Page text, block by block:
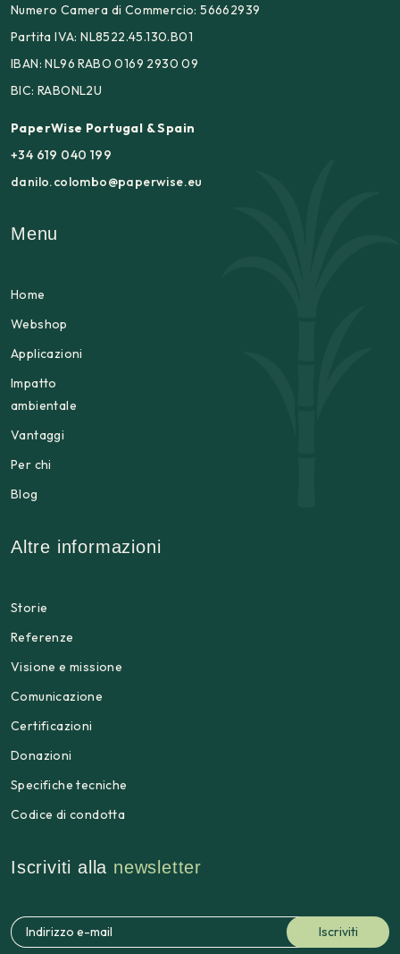
Numero Camera di Commercio: 56662939
Partita IVA: NL8522.45.130.B01
IBAN: NL96 RABO 0169 2930 09
BIC: RABONL2U
PaperWise Portugal & Spain
+34 619 040 199
danilo.colombo@paperwise.eu
Menu
Home
Webshop
Applicazioni
Impatto
ambientale
Vantaggi
Per chi
Blog
Altre informazioni
Storie
Referenze
Visione e missione
Comunicazione
Certificazioni
Donazioni
Specifiche tecniche
Codice di condotta
Iscriviti alla newsletter